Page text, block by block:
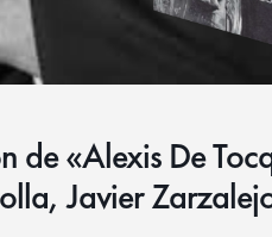
de «Alexis De
Javier